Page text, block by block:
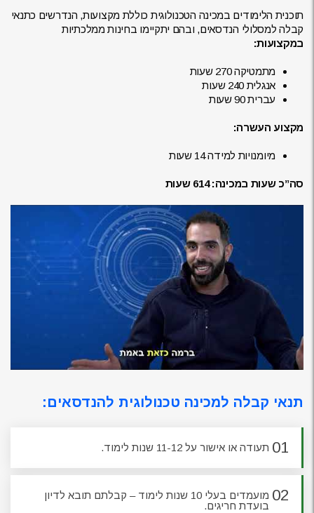
תוכנית הלימודים במכינה הטכנולוגית כוללת מקצועות, הנדרשים כתנאי
קבלה למסלולי הנדסאים, ובהם יתקיימו בחינות ממלכתיות
במקצועות:
מתמטיקה 270 שעות
אנגלית 240 שעות
עברית 90 שעות
מקצוע העשרה:
מיומנויות למידה 14 שעות
סה”כ שעות במכינה: 614 שעות
תנאי קבלה למכינה טכנולוגית להנדסאים:
01 תעודה או אישור על 11-12 שנות לימוד.
02
מועמדים בעלי 10 שנות לימוד – קבלתם תובא לדיון
בועדת חריגים.